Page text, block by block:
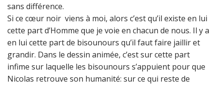
sans différence.
Si ce cœur noir viens à moi, alors c’est qu’il existe en lui
cette part d’Homme que je voie en chacun de nous. Il y a
en lui cette part de bisounours qu’il faut faire jaillir et
grandir. Dans le dessin animée, c’est sur cette part
infime sur laquelle les bisounours s’appuient pour que
Nicolas retrouve son humanité: sur ce qui reste de